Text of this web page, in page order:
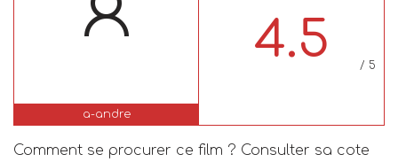
a-andre
4.5 / 5
Comment se procurer ce film ? Consulter sa cote